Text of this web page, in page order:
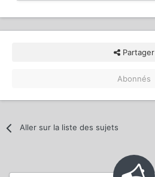
Partager
Abonnés
Aller sur la liste des sujets